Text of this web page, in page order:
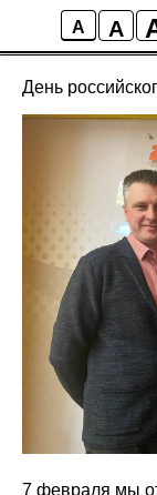
A A
День
7 февраля мы